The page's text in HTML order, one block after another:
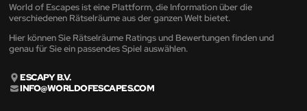
World of Escapes ist eine Plattform, die Information über die
verschiedenen Rätselräume aus der ganzen Welt bietet.
Hier können Sie Rätselräume Ratings und Bewertungen finden und
genau für Sie ein passendes Spiel auswählen.
ESCAPY B.V.
INFO@WORLDOFESCAPES.COM